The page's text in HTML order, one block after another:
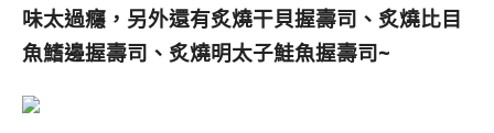
味太過癮，另外還有炙燒干貝握壽司、炙燒比目
魚鰭邊握壽司、炙燒明太子鮭魚握壽司~